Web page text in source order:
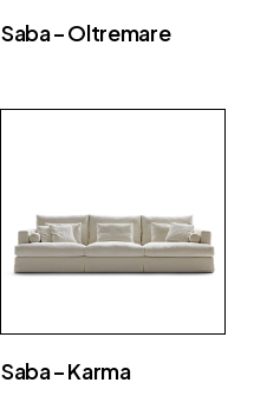
Saba – Oltremare
Saba – Karma